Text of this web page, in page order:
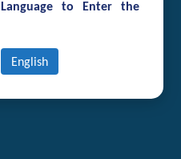
to Enter the
English